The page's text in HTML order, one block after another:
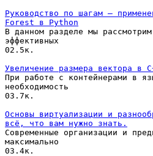
Руководство по шагам —
Forest в Python
В данном разделе мы
эффективных
02.5к.
Увеличение размера вектора в
При работе с контейнерами в
необходимость
03.7к.
Основы виртуализации и
всё, что вам нужно знать.
Современные организации и
максимально
03.4к.